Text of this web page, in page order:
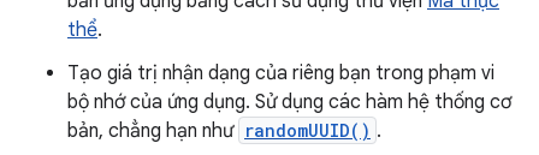
thể.
Tạo giá trị nhận dạng của riêng bạn trong phạm vi
bộ nhớ của ứng dụng. Sử dụng các hàm hệ thống cơ
bản, chẳng hạn như randomUUID() .